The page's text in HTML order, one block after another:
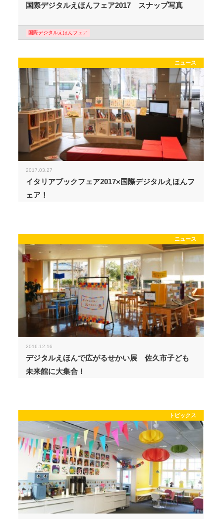
国際デジタルえほんフェア2017 スナップ写真
国際デジタルえほんフェア
ニュース
2017.03.27
イタリアブックフェア2017×国際デジタルえほんフ
ェア！
ニュース
2016.12.16
デジタルえほんで広がるせかい展 佐久市子ども
未来館に大集合！
トピックス